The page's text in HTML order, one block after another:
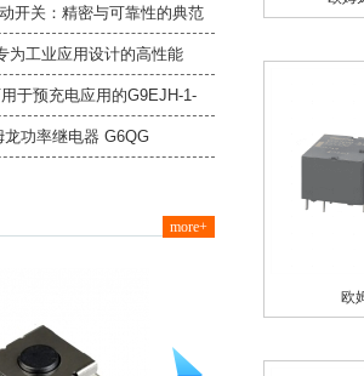
开关：精密与可靠性的典范
为工业应用设计的高性能
于预充电应用的G9EJH-1-
功率继电器 G6QG
more+
欧